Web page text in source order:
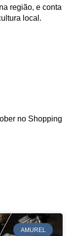
região, e conta
local.
no Shopping
AMUREL